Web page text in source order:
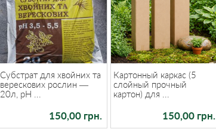
Субстрат для хвойних та
верескових рослин —
20л, pH ...
150,00 грн.
Картонный каркас (5
слойный прочный
картон) для ...
150,00 грн.